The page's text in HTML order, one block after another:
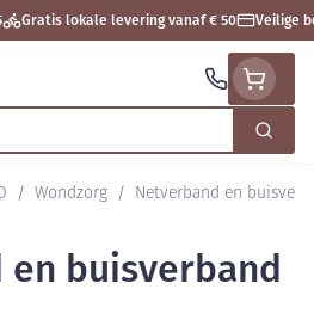
Gratis lokale levering vanaf € 50 Veilige
Zoek
/ Wondzorg / Netverband en
buisverband